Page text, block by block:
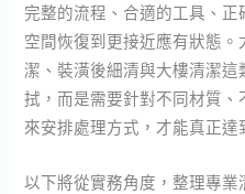
完整的流程、合適的工具、
空間恢復到更接近應有狀態
潔、裝潢後細清與大樓清潔
拭，而是需要針對不同材質
來安排處理方式，才能真正達
以下將從實務角度，整理專